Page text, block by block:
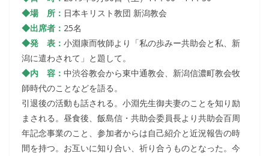
◆場 所： 日本キリスト教団 新潟教会
◆出席者： 25名
◆発 表： 小淵康而牧師より「私の歩みー共助会と私、新
潟に遣わされて 」と題して。
◆内 容： 中渋谷教会から東中通教会、新潟信濃町教会牧
師時代のことなどを語る。
引退後の活動も話される。小淵先生御夫妻のことを知り励
まされる。昼食後、飯島信・共助会委員長より共助会百周
年記念事業のこと、参加者からは自己紹介と近況報告の時
間を持つ。お互いに知り合い、祈り合うものとなった。今